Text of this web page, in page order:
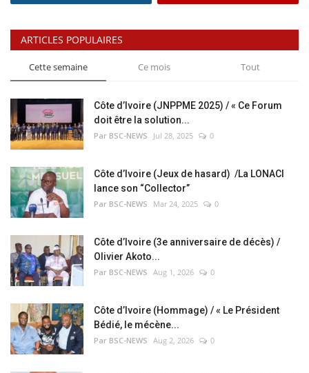
ARTICLES POPULAIRES
Cette semaine Ce mois Tout
Côte d’Ivoire (JNPPME 2025) / « Ce Forum
doit être la solution...
Par BSC-NEWS Jul 28, 2025 0
Côte d’Ivoire (Jeux de hasard) /La LONACI
lance son “Collector”
Par BSC-NEWS Mar 24, 2025 0
Côte d’Ivoire (3e anniversaire de décès) /
Olivier Akoto...
Par BSC-NEWS Aug 1, 2026 0
Côte d’Ivoire (Hommage) / « Le Président
Bédié, le mécène...
Par BSC-NEWS Aug 2, 2026 0